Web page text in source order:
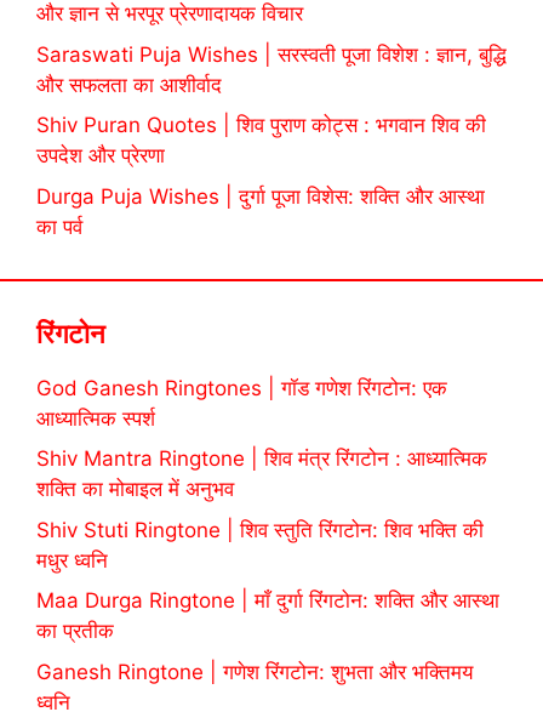
और ज्ञान से भरपूर प्रेरणादायक विचार
Saraswati Puja Wishes | सरस्वती पूजा विशेश : ज्ञान, बुद्धि
और सफलता का आशीर्वाद
Shiv Puran Quotes | शिव पुराण कोट्स : भगवान शिव की
उपदेश और प्रेरणा
Durga Puja Wishes | दुर्गा पूजा विशेस: शक्ति और आस्था
का पर्व
रिंगटोन
God Ganesh Ringtones | गॉड गणेश रिंगटोन: एक
आध्यात्मिक स्पर्श
Shiv Mantra Ringtone | शिव मंत्र रिंगटोन : आध्यात्मिक
शक्ति का मोबाइल में अनुभव
Shiv Stuti Ringtone | शिव स्तुति रिंगटोन: शिव भक्ति की
मधुर ध्वनि
Maa Durga Ringtone | माँ दुर्गा रिंगटोन: शक्ति और आस्था
का प्रतीक
Ganesh Ringtone | गणेश रिंगटोन: शुभता और भक्तिमय
ध्वनि